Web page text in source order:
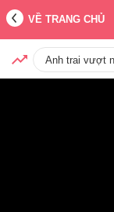
VỀ TRANG CHỦ
Anh trai vượt